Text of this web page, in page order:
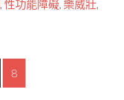
,性功能障礙,樂威壯,
8